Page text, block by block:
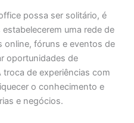
possa ser solitário, é
uma rede de
online, fóruns e eventos de
oportunidades de
de experiências com
o conhecimento e
e negócios.